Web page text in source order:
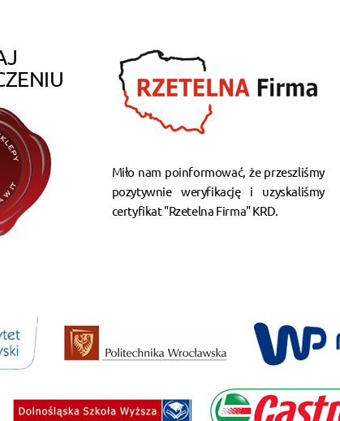
Miło nam poinformować, że przeszliśmy
pozytywnie weryfikację i uzyskaliśmy
certyfikat "Rzetelna Firma" KRD.